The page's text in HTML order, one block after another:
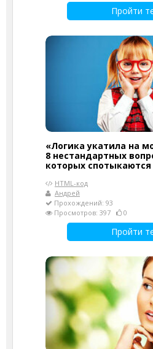
Пройти
«Логика укатила на
8 нестандартных
которых спотыкаются
HTML-код
Андрей
Прохождений: 93
Просмотров: 397
0
Пройти